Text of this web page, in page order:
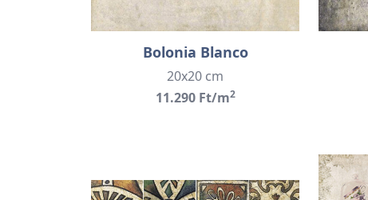
Bolonia Blanco
20x20 cm
11.290 Ft/m2